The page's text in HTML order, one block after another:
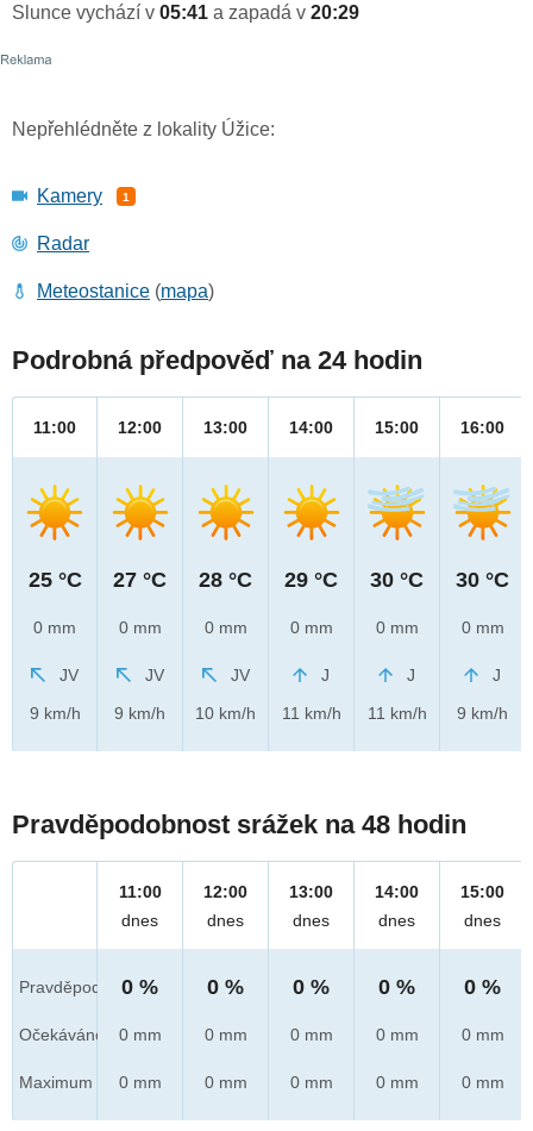
Slunce vychází v 05:41 a zapadá v 20:29
Nepřehlédněte z lokality Úžice:
Kamery 1
Radar
Meteostanice (mapa)
Podrobná předpověď na 24 hodin
11:00
25 °C
0 mm
JV
9 km/h
12:00
27 °C
0 mm
JV
9 km/h
13:00
28 °C
0 mm
JV
10 km/h
14:00
29 °C
0 mm
J
11 km/h
15:00
30 °C
0 mm
J
11 km/h
16:00
30 °C
0 mm
J
9 km/h
Pravděpodobnost srážek na 48 hodin
Pravděpod.
Očekáváno
Maximum
11:00
dnes
0 %
0 mm
0 mm
12:00
dnes
0 %
0 mm
0 mm
13:00
dnes
0 %
0 mm
0 mm
14:00
dnes
0 %
0 mm
0 mm
15:00
dnes
0 %
0 mm
0 mm